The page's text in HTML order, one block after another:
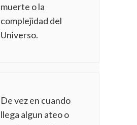
muerte o la
complejidad del
Universo.
De vez en cuando
llega algun ateo o